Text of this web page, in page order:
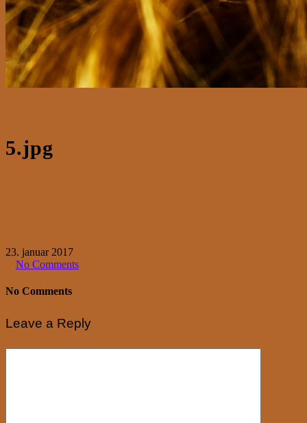
5.jpg
23. januar 2017
No Comments
No Comments
Leave a Reply